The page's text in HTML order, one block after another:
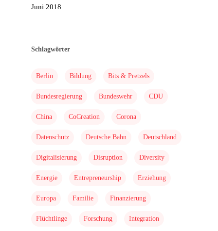
Juni 2018
Schlagwörter
Berlin Bildung Bits & Pretzels
Bundesregierung Bundeswehr CDU
China CoCreation Corona
Datenschutz Deutsche Bahn Deutschland
Digitalisierung Disruption Diversity
Energie Entrepreneurship Erziehung
Europa Familie Finanzierung
Flüchtlinge Forschung Integration
Mission & Initiator
Folgen
Changeriders
Formate
Nominieren
Team
Buch